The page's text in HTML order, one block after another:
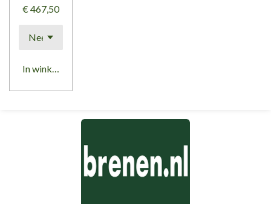
€ 467,50
In winkelwagen